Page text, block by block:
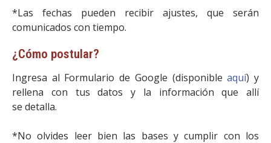
*Las fechas pueden recibir ajustes, que serán
comunicados con tiempo.
¿Cómo postular?
Ingresa al Formulario de Google (disponibleaquí) y
rellena con tus datos y la información que allí
se detalla.
*No olvides leer bien las bases y cumplir con los